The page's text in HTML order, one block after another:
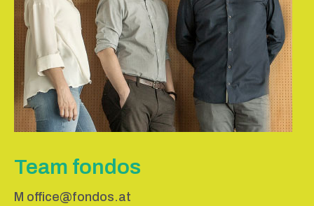
Team fondos
M office@fondos.at